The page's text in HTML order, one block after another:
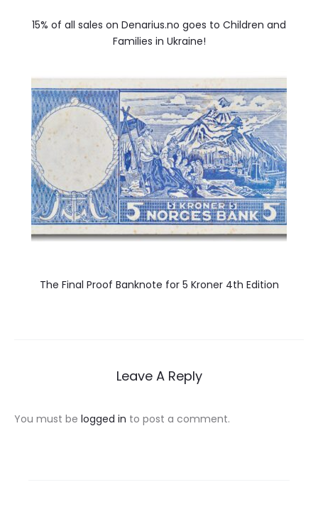
15% of all sales on Denarius.no goes to Children and
Families in Ukraine!
The Final Proof Banknote for 5 Kroner 4th Edition
Leave A Reply
You must be logged in to post a comment.